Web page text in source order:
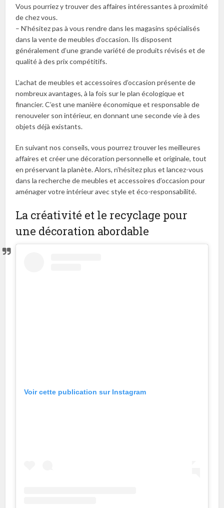
Vous pourriez y trouver des affaires intéressantes à proximité
de chez vous.
– N’hésitez pas à vous rendre dans les magasins spécialisés
dans la vente de meubles d’occasion. Ils disposent
généralement d’une grande variété de produits révisés et de
qualité à des prix compétitifs.
L’achat de meubles et accessoires d’occasion présente de
nombreux avantages, à la fois sur le plan écologique et
financier. C’est une manière économique et responsable de
renouveler son intérieur, en donnant une seconde vie à des
objets déjà existants.
En suivant nos conseils, vous pourrez trouver les meilleures
affaires et créer une décoration personnelle et originale, tout
en préservant la planète. Alors, n’hésitez plus et lancez-vous
dans la recherche de meubles et accessoires d’occasion pour
aménager votre intérieur avec style et éco-responsabilité.
La créativité et le recyclage pour
une décoration abordable
Voir cette publication sur Instagram